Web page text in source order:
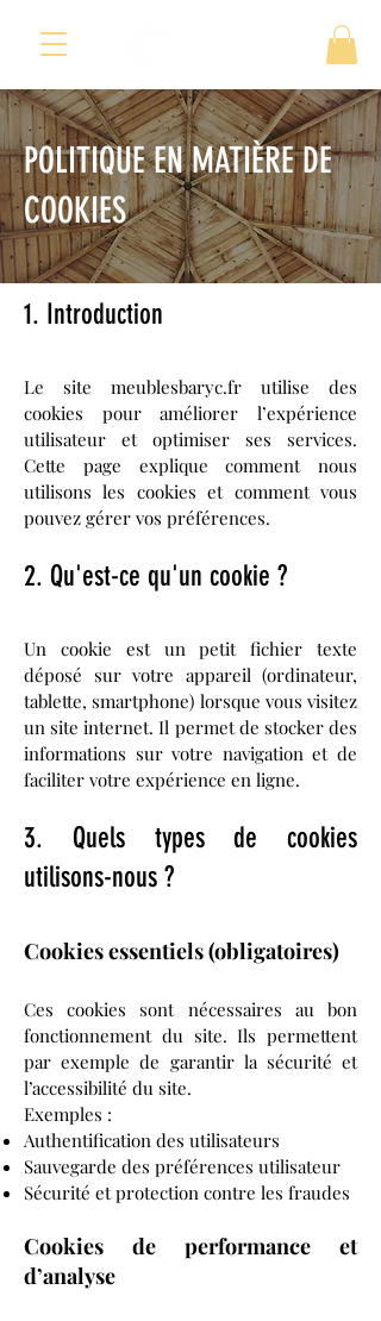
POLITIQUE EN MATIÈRE DE
COOKIES
1. Introduction
Le site meublesbaryc.fr utilise des
cookies pour améliorer l’expérience
utilisateur et optimiser ses services.
Cette page explique comment nous
utilisons les cookies et comment vous
pouvez gérer vos préférences.
2. Qu'est-ce qu'un cookie ?
Un cookie est un petit fichier texte
déposé sur votre appareil (ordinateur,
tablette, smartphone) lorsque vous visitez
un site internet. Il permet de stocker des
informations sur votre navigation et de
faciliter votre expérience en ligne.
3. Quels types de cookies
utilisons-nous ?
Cookies essentiels (obligatoires)
Ces cookies sont nécessaires au bon
fonctionnement du site. Ils permettent
par exemple de garantir la sécurité et
l’accessibilité du site.
Exemples :
Authentification des utilisateurs
Sauvegarde des préférences utilisateur
Sécurité et protection contre les fraudes
Cookies de performance et
d’analyse